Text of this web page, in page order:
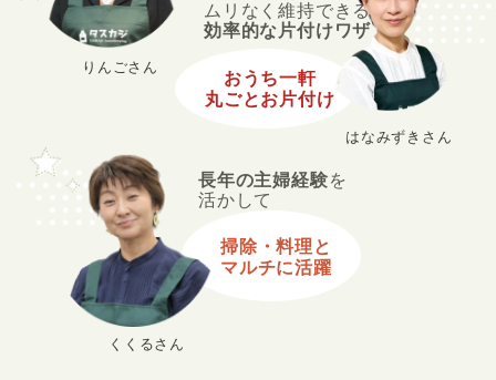
くくるさん
長年の主婦経験を
活かして
掃除・料理と
マルチに活躍
りんごさん
はなみずきさん
ムリなく維持できる
効率的な片付けワザ
おうち一軒
丸ごとお片付け